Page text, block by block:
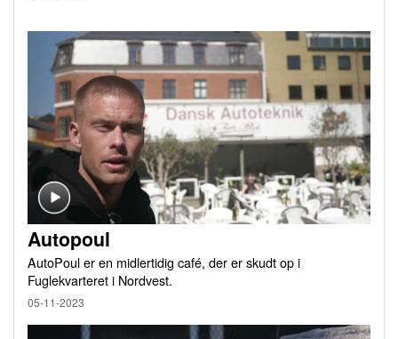
Autopoul
AutoPoul er en midlertidig café, der er skudt op i
Fuglekvarteret i Nordvest.
05-11-2023